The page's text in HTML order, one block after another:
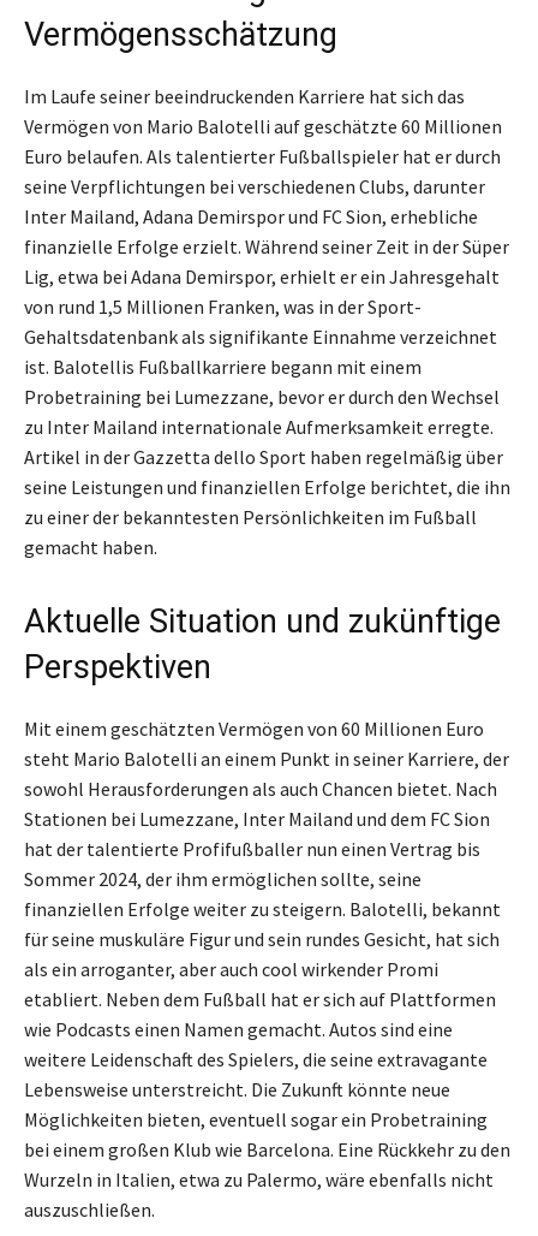
Vermögensschätzung
Im Laufe seiner beeindruckenden Karriere hat sich das
Vermögen von Mario Balotelli auf geschätzte 60 Millionen
Euro belaufen. Als talentierter Fußballspieler hat er durch
seine Verpflichtungen bei verschiedenen Clubs, darunter
Inter Mailand, Adana Demirspor und FC Sion, erhebliche
finanzielle Erfolge erzielt. Während seiner Zeit in der Süper
Lig, etwa bei Adana Demirspor, erhielt er ein Jahresgehalt
von rund 1,5 Millionen Franken, was in der Sport-
Gehaltsdatenbank als signifikante Einnahme verzeichnet
ist. Balotellis Fußballkarriere begann mit einem
Probetraining bei Lumezzane, bevor er durch den Wechsel
zu Inter Mailand internationale Aufmerksamkeit erregte.
Artikel in der Gazzetta dello Sport haben regelmäßig über
seine Leistungen und finanziellen Erfolge berichtet, die ihn
zu einer der bekanntesten Persönlichkeiten im Fußball
gemacht haben.
Aktuelle Situation und zukünftige
Perspektiven
Mit einem geschätzten Vermögen von 60 Millionen Euro
steht Mario Balotelli an einem Punkt in seiner Karriere, der
sowohl Herausforderungen als auch Chancen bietet. Nach
Stationen bei Lumezzane, Inter Mailand und dem FC Sion
hat der talentierte Profifußballer nun einen Vertrag bis
Sommer 2024, der ihm ermöglichen sollte, seine
finanziellen Erfolge weiter zu steigern. Balotelli, bekannt
für seine muskuläre Figur und sein rundes Gesicht, hat sich
als ein arroganter, aber auch cool wirkender Promi
etabliert. Neben dem Fußball hat er sich auf Plattformen
wie Podcasts einen Namen gemacht. Autos sind eine
weitere Leidenschaft des Spielers, die seine extravagante
Lebensweise unterstreicht. Die Zukunft könnte neue
Möglichkeiten bieten, eventuell sogar ein Probetraining
bei einem großen Klub wie Barcelona. Eine Rückkehr zu den
Wurzeln in Italien, etwa zu Palermo, wäre ebenfalls nicht
auszuschließen.